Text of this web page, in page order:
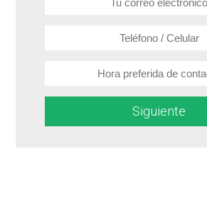
Siguiente